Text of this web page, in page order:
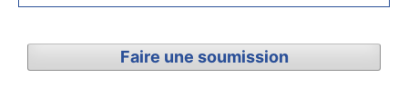
Faire une soumission